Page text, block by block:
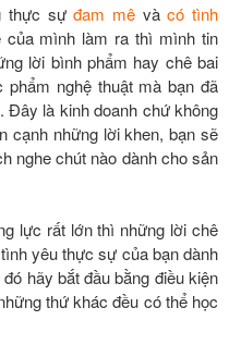
thực sựđam mêvàcó tình
của mình làm ra thì mình tin
lời bình phẩm hay chê bai
nghệ thuật mà bạn đã
Đây là kinh doanh chứ không
cạnh những lời khen, bạn sẽ
nghe chút nào dành cho sản
lực rất lớn thì những lời chê
yêu thực sự của bạn dành
hãy bắt đầu bằng điều kiện
thứ khác đều có thể học